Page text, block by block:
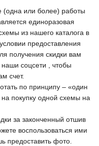
гобелены,
и птицы
Андрея Шишкина
(одна или более) работы
единоразовая
из нашего каталога в
предоставления
получения скидки вам
соцсети , чтобы
счет.
по принципу – «один
покупку одной схемы на
за законченный отшив
воспользоваться ими
предоставить фото.